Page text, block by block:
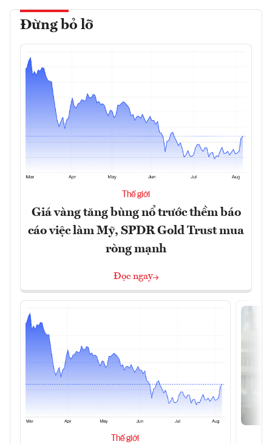
Đừng bỏ lỡ
Thế giới
Giá vàng tăng bùng nổ trước thềm báo
cáo việc làm Mỹ, SPDR Gold Trust mua
ròng mạnh
Đọc ngay
Thế giới